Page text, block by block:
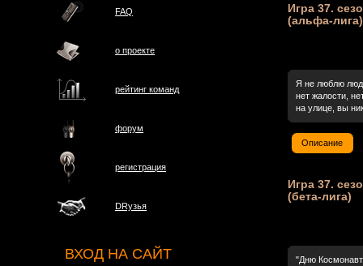
FAQ
о проектe
рейтинг команд
форум
регистрация
DRузья
ВХОД НА САЙТ
Игра 37.
(альфа-лига)
Я не люблю
нет жалости,
на улице, вы
Описание
Игра 37.
(бета-лига)
"Дню